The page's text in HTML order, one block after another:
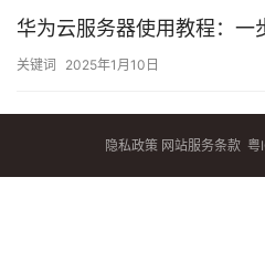
华为云服务器使用教程：一
关键词 2025年1月10日
隐私政策 网站服务条款 粤